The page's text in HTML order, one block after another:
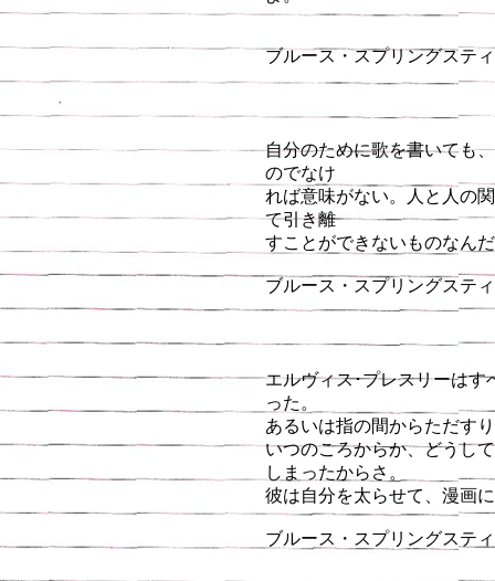
ブルース・スプリングステ
自分のために歌を書いても
のでなけ
れば意味がない。人と人の
て引き離
すことができないものなん
ブルース・スプリングステ
エルヴィス･プレスリーはす
った。
あるいは指の間からただす
いつのころからか、どうし
しまったからさ。
彼は自分を太らせて、漫画
ブルース・スプリングステ